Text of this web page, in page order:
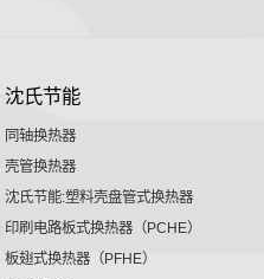
沈氏节能
同轴换热器
壳管换热器
沈氏节能:塑料壳盘管式换热器
印刷电路板式换热器（PCHE）
板翅式换热器（PFHE）